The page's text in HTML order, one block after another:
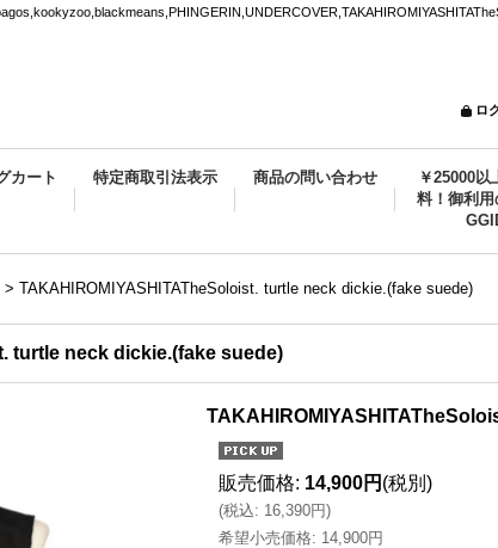
ロ
カート 特定商取引法表示 商品の問い合わせ
￥25000
料！御利
> TAKAHIROMIYASHITATheSoloist. turtle neck dickie.(fake suede)
turtle neck dickie.(fake suede)
販売価格: 14,900円 (税別)
(税込: 16,390円)
希望小売価格: 14,900円